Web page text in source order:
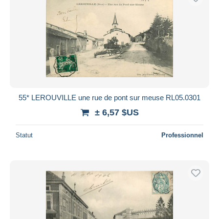
55* LEROUVILLE une rue de pont sur meuse RL05.0301
± 6,57 $US
Statut Professionnel